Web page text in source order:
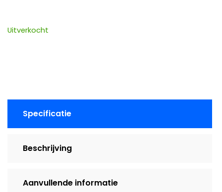
Uitverkocht
Specificatie
Beschrijving
Aanvullende informatie